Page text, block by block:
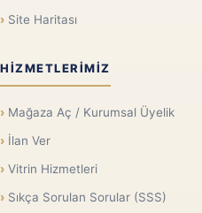
Site Haritası
HIZMETLERIMIZ
Mağaza Aç / Kurumsal Üyelik
İlan Ver
Vitrin Hizmetleri
Sıkça Sorulan Sorular (SSS)